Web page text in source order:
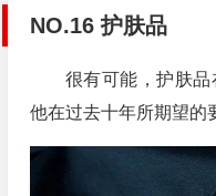
NO.16 护肤品
很有可能，护肤
他在过去十年所期望的